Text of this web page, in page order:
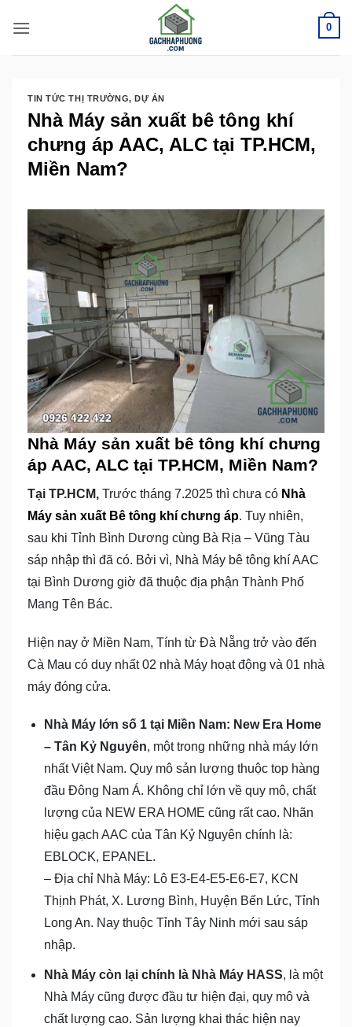
qua
nội
0
TIN TỨC THỊ TRƯỜNG,DỰ ÁN
Nhà Máy sản xuất bê tông khí
chưng áp AAC, ALC tại TP.HCM,
Miền Nam?
Nhà Máy sản xuất bê tông khí chưng
áp AAC, ALC tại TP.HCM, Miền Nam?
Tại TP.HCM, Trước tháng 7.2025 thì chưa có Nhà
Máy sản xuất Bê tông khí chưng áp. Tuy nhiên,
sau khi Tỉnh Bình Dương cùng Bà Rịa – Vũng Tàu
sáp nhập thì đã có. Bởi vì, Nhà Máy bê tông khí AAC
tại Bình Dương giờ đã thuộc địa phận Thành Phố
Mang Tên Bác.
Hiện nay ở Miền Nam, Tính từ Đà Nẵng trở vào đến
Cà Mau có duy nhất 02 nhà Máy hoạt động và 01 nhà
máy đóng cửa.
Nhà Máy lớn số 1 tại Miền Nam: New Era Home
– Tân Kỷ Nguyên, một trong những nhà máy lớn
nhất Việt Nam. Quy mô sản lượng thuộc top hàng
đầu Đông Nam Á. Không chỉ lớn về quy mô, chất
lượng của NEW ERA HOME cũng rất cao. Nhãn
hiệu gạch AAC của Tân Kỷ Nguyên chính là:
EBLOCK, EPANEL.
– Địa chỉ Nhà Máy: Lô E3-E4-E5-E6-E7, KCN
Thịnh Phát, X. Lương Bình, Huyện Bến Lức, Tỉnh
Long An. Nay thuộc Tỉnh Tây Ninh mới sau sáp
nhập.
Nhà Máy còn lại chính là Nhà Máy HASS, là một
Nhà Máy cũng được đầu tư hiện đại, quy mô và
chất lượng cao. Sản lượng khai thác hiện nay